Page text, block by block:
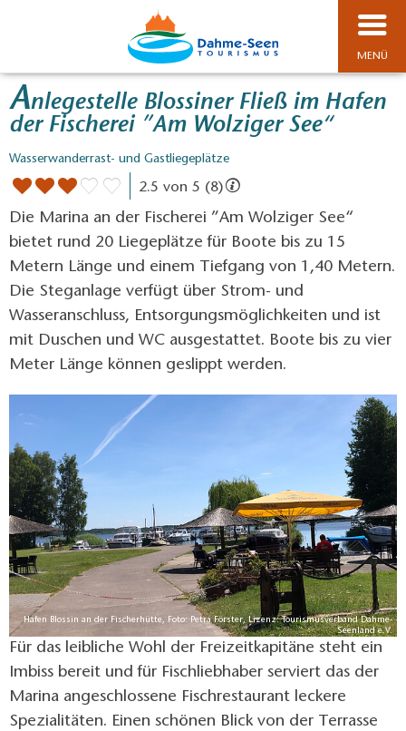
MENÜ
Anlegestelle Blossiner Fließ im Hafen
der Fischerei ”Am Wolziger See“
Wasserwanderrast- und Gastliegeplätze
2.5 von 5 (8)
Die Marina an der Fischerei ”Am Wolziger See“
bietet rund 20 Liegeplätze für Boote bis zu 15
Metern Länge und einem Tiefgang von 1,40 Metern.
Die Steganlage verfügt über Strom- und
Wasseranschluss, Entsorgungsmöglichkeiten und ist
mit Duschen und WC ausgestattet. Boote bis zu vier
Meter Länge können geslippt werden.
Hafen Blossin an der Fischerhütte, Foto: Petra Förster, Lizenz: Tourismusverband Dahme-
Seenland e.V.
Für das leibliche Wohl der Freizeitkapitäne steht ein
Imbiss bereit und für Fischliebhaber serviert das der
Marina angeschlossene Fischrestaurant leckere
Spezialitäten. Einen schönen Blick von der Terrasse